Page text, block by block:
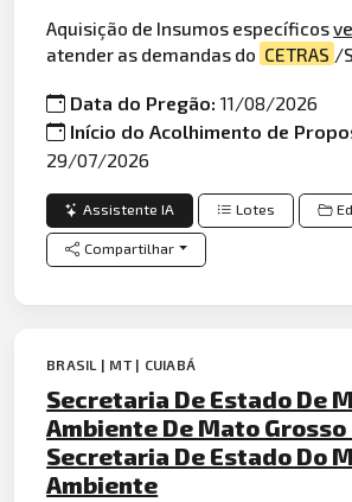
Aquisição de Insumos específicos
atender as demandas do CETRAS /
Data do Pregão:11/08/2026
Início do Acolhimento de
29/07/2026
Assistente IA Lotes
Compartilhar
BRASIL | MT | CUIABÁ
Secretaria De Estado De
Ambiente De Mato Grosso
Secretaria De Estado Do
Ambiente